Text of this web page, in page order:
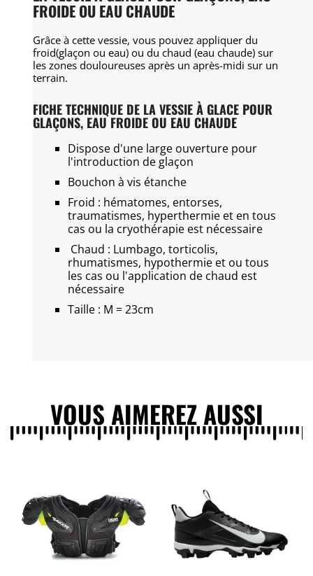
FROIDE OU EAU CHAUDE
Grâce à cette vessie, vous pouvez appliquer du
froid(glaçon ou eau) ou du chaud (eau chaude) sur
les zones douloureuses après un après-midi sur un
terrain.
FICHE TECHNIQUE DE LA VESSIE À GLACE POUR
GLAÇONS, EAU FROIDE OU EAU CHAUDE
Dispose d'une large ouverture pour
l'introduction de glaçon
Bouchon à vis étanche
Froid : hématomes, entorses,
traumatismes, hyperthermie et en tous
cas ou la cryothérapie est nécessaire
Chaud : Lumbago, torticolis,
rhumatismes, hypothermie et ou tous
les cas ou l'application de chaud est
nécessaire
Taille : M = 23cm
VOUS AIMEREZ AUSSI